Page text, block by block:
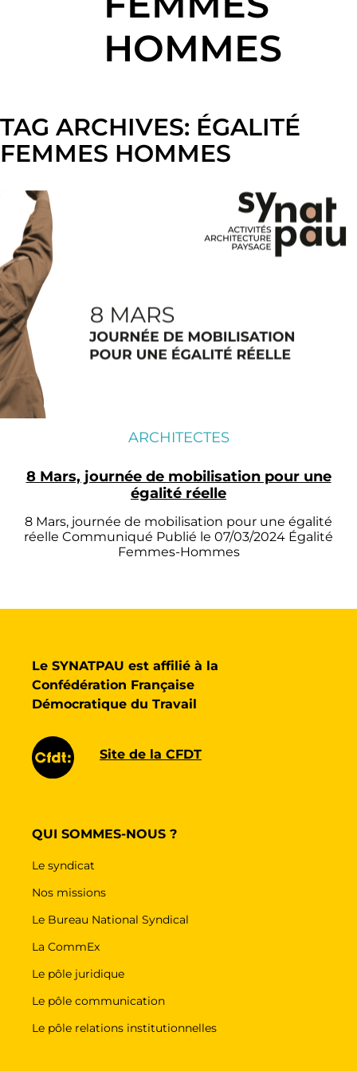
HOMMES
TAG ARCHIVES: ÉGALITÉ
FEMMES HOMMES
ARCHITECTES
8 Mars, journée de mobilisation pour une
égalité réelle
8 Mars, journée de mobilisation pour une égalité
réelle Communiqué Publié le 07/03/2024 Égalité
Femmes-Hommes
Le SYNATPAU est affilié à la
Confédération Française
Démocratique du Travail
Site de la CFDT
QUI SOMMES-NOUS ?
Le syndicat
Nos missions
Le Bureau National Syndical
La CommEx
Le pôle juridique
Le pôle communication
Le pôle relations institutionnelles